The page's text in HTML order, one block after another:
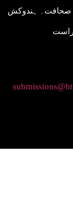
صحافت۔ ہندوکش
راست